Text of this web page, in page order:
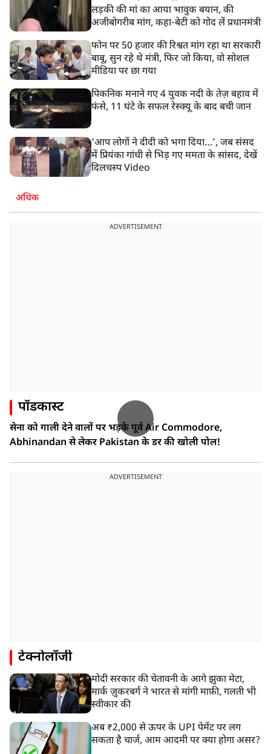
लड़की की मां का आया भावुक बयान, की
अजीबोगरीब मांग, कहा-बेटी को गोद लें प्रधानमंत्री
फोन पर 50 हजार की रिश्वत मांग रहा था सरकारी
बाबू, सुन रहे थे मंत्री, फिर जो किया, वो सोशल
मीडिया पर छा गया
पिकनिक मनाने गए 4 युवक नदी के तेज़ बहाव में
फंसे, 11 घंटे के सफल रेस्क्यू के बाद बची जान
‘आप लोगों ने दीदी को भगा दिया…’, जब संसद
में प्रियंका गांधी से भिड़ गए ममता के सांसद, देखें
दिलचस्प Video
अधिक
ADVERTISEMENT
पॉडकास्ट
सेना को गाली देने वालों पर भड़के पूर्व Air Commodore,
Abhinandan से लेकर Pakistan के डर की खोली पोल!
ADVERTISEMENT
टेक्नोलॉजी
मोदी सरकार की चेतावनी के आगे झुका मेटा,
मार्क ज़ुकरबर्ग ने भारत से मांगी माफ़ी, गलती भी
स्वीकार की
अब ₹2,000 से ऊपर के UPI पेमेंट पर लग
सकता है चार्ज, आम आदमी पर क्या होगा असर?